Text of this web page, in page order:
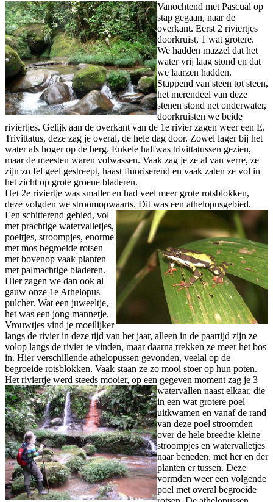
Vanochtend met Pascual op
stap gegaan, naar de
overkant. Eerst 2 riviertjes
doorkruist, 1 wat grotere.
We hadden mazzel dat het
water vrij laag stond en dat
we laarzen hadden.
Stappend van steen tot steen,
het merendeel van deze
stenen stond net onderwater,
doorkruisten we beide
riviertjes. Gelijk aan de overkant van de 1e rivier zagen weer een E.
Trivittatus, deze zag je overal, de hele dag door. Zowel lager bij het
water als hoger op de berg. Enkele halfwas trivittatussen gezien,
maar de meesten waren volwassen. Vaak zag je ze al van verre, ze
zijn zo fel geel gestreept, haast fluoriserend en vaak zaten ze vol in
het zicht op grote groene bladeren.
Het 2e riviertje was smaller en had veel meer grote rotsblokken,
deze volgden we stroomopwaarts. Dit was een athelopusgebied.
Een schitterend gebied, vol
met prachtige watervalletjes,
poeltjes, stroompjes, enorme
met mos begroeide rotsen
met bovenop vaak planten
met palmachtige bladeren.
Hier zagen we dan ook al
gauw onze 1e Athelopus
pulcher. Wat een juweeltje,
het was een jong mannetje.
Vrouwtjes vind je moeilijker
langs de rivier in deze tijd van het jaar, alleen in de paartijd zijn ze
volop langs de rivier te vinden, maar daarna trekken ze meer het bos
in. Hier verschillende athelopussen gevonden, veelal op de
begroeide rotsblokken. Vaak staan ze zo mooi stoer op hun poten.
Het riviertje werd steeds mooier, op een gegeven moment zag je 3
watervallen naast elkaar, die
in een wat grotere poel
uitkwamen en vanaf de rand
van deze poel stroomden
over de hele breedte kleine
stroompjes en watervalletjes
naar beneden, met her en der
planten er tussen. Deze
vormden weer een volgende
poel met overal begroeide